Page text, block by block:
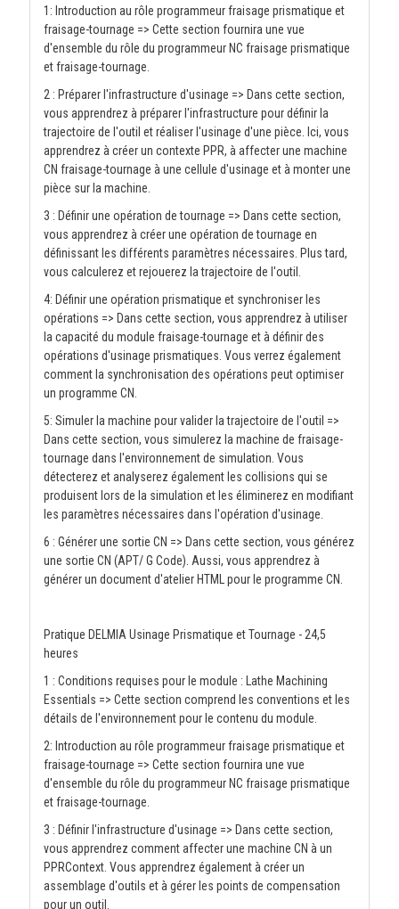
1: Introduction au rôle programmeur fraisage prismatique et
fraisage-tournage => Cette section fournira une vue
d'ensemble du rôle du programmeur NC fraisage prismatique
et fraisage-tournage.
2 : Préparer l'infrastructure d'usinage => Dans cette section,
vous apprendrez à préparer l'infrastructure pour définir la
trajectoire de l'outil et réaliser l'usinage d'une pièce. Ici, vous
apprendrez à créer un contexte PPR, à affecter une machine
CN fraisage-tournage à une cellule d'usinage et à monter une
pièce sur la machine.
3 : Définir une opération de tournage => Dans cette section,
vous apprendrez à créer une opération de tournage en
définissant les différents paramètres nécessaires. Plus tard,
vous calculerez et rejouerez la trajectoire de l'outil.
4: Définir une opération prismatique et synchroniser les
opérations => Dans cette section, vous apprendrez à utiliser
la capacité du module fraisage-tournage et à définir des
opérations d'usinage prismatiques. Vous verrez également
comment la synchronisation des opérations peut optimiser
un programme CN.
5: Simuler la machine pour valider la trajectoire de l'outil =>
Dans cette section, vous simulerez la machine de fraisage-
tournage dans l'environnement de simulation. Vous
détecterez et analyserez également les collisions qui se
produisent lors de la simulation et les éliminerez en modifiant
les paramètres nécessaires dans l'opération d'usinage.
6 : Générer une sortie CN => Dans cette section, vous générez
une sortie CN (APT/ G Code). Aussi, vous apprendrez à
générer un document d'atelier HTML pour le programme CN.
Pratique DELMIA Usinage Prismatique et Tournage - 24,5
heures
1 : Conditions requises pour le module : Lathe Machining
Essentials => Cette section comprend les conventions et les
détails de l'environnement pour le contenu du module.
2: Introduction au rôle programmeur fraisage prismatique et
fraisage-tournage => Cette section fournira une vue
d'ensemble du rôle du programmeur NC fraisage prismatique
et fraisage-tournage.
3 : Définir l'infrastructure d'usinage => Dans cette section,
vous apprendrez comment affecter une machine CN à un
PPRContext. Vous apprendrez également à créer un
assemblage d'outils et à gérer les points de compensation
pour un outil.